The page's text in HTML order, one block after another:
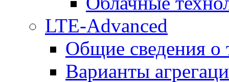
LTE-Advanced
Общие сведения о
Варианты